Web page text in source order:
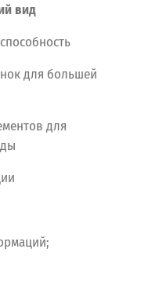
вид
способность
для большей
для